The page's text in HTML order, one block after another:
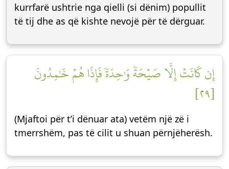
kurrfarë ushtrie nga qielli (si dënim) popullit
të tij dhe as që kishte nevojë për të dërguar.
إِن كَانَتۡ إِلَّا صَيۡحَةٗ وَٰحِدَةٗ فَإِذَا هُمۡ خَٰمِدُونَ
[٢٩]
(Mjaftoi për t’i dënuar ata) vetëm një zë i
tmerrshëm, pas të cilit u shuan përnjëherësh.